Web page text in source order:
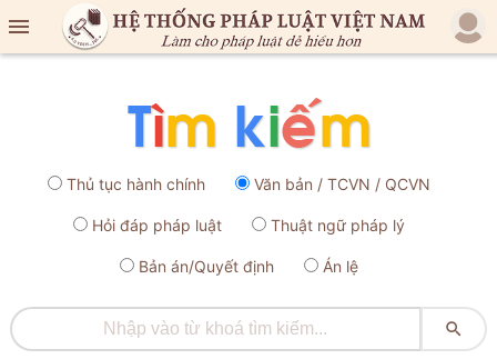

Thủ tục hành chính Văn bản / TCVN / QCVN
Hỏi đáp pháp luật Thuật ngữ pháp lý
Bản án/Quyết định Án lệ
